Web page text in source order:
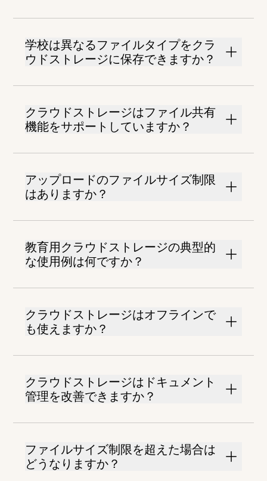
学校は異なるファイルタイプをクラ
ウドストレージに保存できますか？
クラウドストレージはファイル共有
機能をサポートしていますか？
アップロードのファイルサイズ制限
はありますか？
教育用クラウドストレージの典型的
な使用例は何ですか？
クラウドストレージはオフラインで
も使えますか？
クラウドストレージはドキュメント
管理を改善できますか？
ファイルサイズ制限を超えた場合は
どうなりますか？